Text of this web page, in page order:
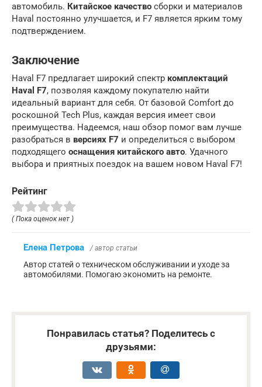
автомобиль. Китайское качество сборки и материалов
Haval постоянно улучшается, и F7 является ярким тому
подтверждением.
Заключение
Haval F7 предлагает широкий спектр комплектаций
Haval F7, позволяя каждому покупателю найти
идеальный вариант для себя. От базовой Comfort до
роскошной Tech Plus, каждая версия имеет свои
преимущества. Надеемся, наш обзор помог вам лучше
разобраться в версиях F7 и определиться с выбором
подходящего оснащения китайского авто. Удачного
выбора и приятных поездок на вашем новом Haval F7!
Рейтинг
( Пока оценок нет )
Елена Петрова / автор статьи
Автор статей о техническом обслуживании и уходе за
автомобилями. Помогаю экономить на ремонте.
Понравилась статья? Поделитесь с
друзьями: